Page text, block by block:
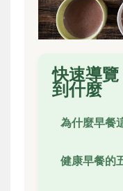
快速導
到什麼
為什麼早餐
健康早餐的